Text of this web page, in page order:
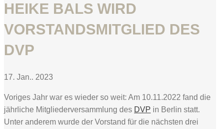
HEIKE BALS WIRD
VORSTANDSMITGLIED DES
DVP
17. Jan.. 2023
Voriges Jahr war es wieder so weit: Am 10.11.2022 fand die
jährliche Mitgliederversammlung des DVP in Berlin statt.
Unter anderem wurde der Vorstand für die nächsten drei